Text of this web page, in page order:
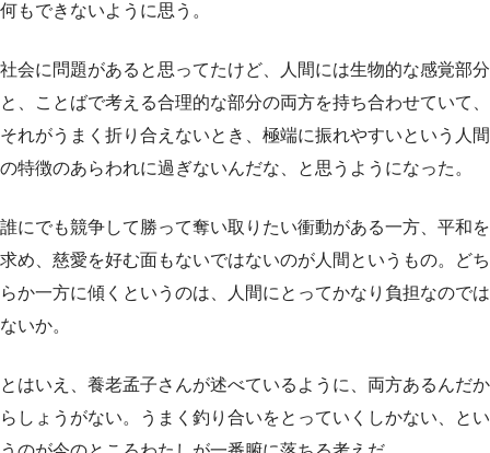
何もできないように思う。
社会に問題があると思ってたけど、人間には生物的な感覚部分
と、ことばで考える合理的な部分の両方を持ち合わせていて、
それがうまく折り合えないとき、極端に振れやすいという人間
の特徴のあらわれに過ぎないんだな、と思うようになった。
誰にでも競争して勝って奪い取りたい衝動がある一方、平和を
求め、慈愛を好む面もないではないのが人間というもの。どち
らか一方に傾くというのは、人間にとってかなり負担なのでは
ないか。
とはいえ、養老孟子さんが述べているように、両方あるんだか
らしょうがない。うまく釣り合いをとっていくしかない、とい